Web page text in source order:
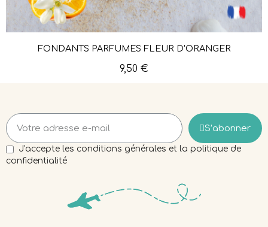
Aperçu rapide
FONDANTS PARFUMÉS FLEUR D'ORANGER
9,50 €
S’abonner
J'accepte les conditions générales et la politique de
confidentialité